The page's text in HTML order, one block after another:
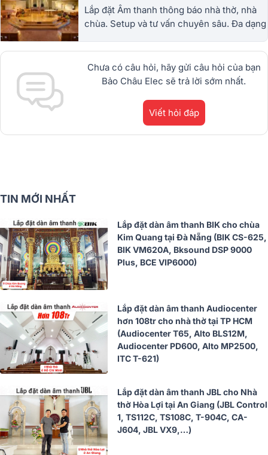
Lắp đặt Âm thanh thông báo nhà thờ, nhà
chùa. Setup và tư vấn chuyên sâu. Đa dạng
Chưa có câu hỏi, hãy gửi câu hỏi của bạn
Bảo Châu Elec sẽ trả lời sớm nhất.
Viết hỏi đáp
TIN MỚI NHẤT
Lắp đặt dàn âm thanh BIK cho chùa
Kim Quang tại Đà Nẵng (BIK CS-625,
BIK VM620A, Bksound DSP 9000
Plus, BCE VIP6000)
Lắp đặt dàn âm thanh Audiocenter
hơn 108tr cho nhà thờ tại TP HCM
(Audiocenter T65, Alto BLS12M,
Audiocenter PD600, Alto MP2500,
ITC T-621)
Lắp đặt dàn âm thanh JBL cho Nhà
thờ Hòa Lợi tại An Giang (JBL Control
1, TS112C, TS108C, T-904C, CA-
J604, JBL VX9,…)